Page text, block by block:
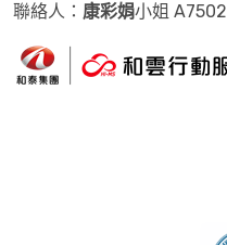
聯絡人： 康彩娟小姐